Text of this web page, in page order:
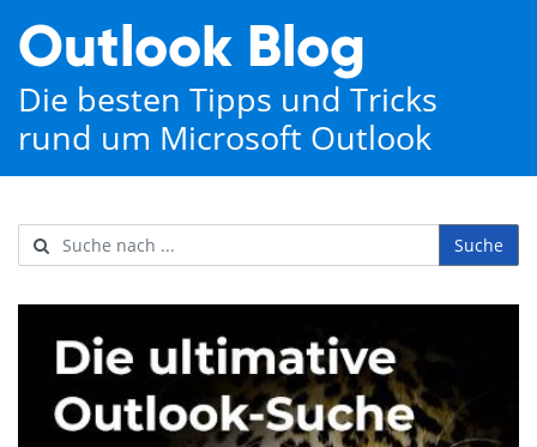
Outlook Blog
Die besten Tipps und Tricks
rund um Microsoft Outlook
Username
Suche